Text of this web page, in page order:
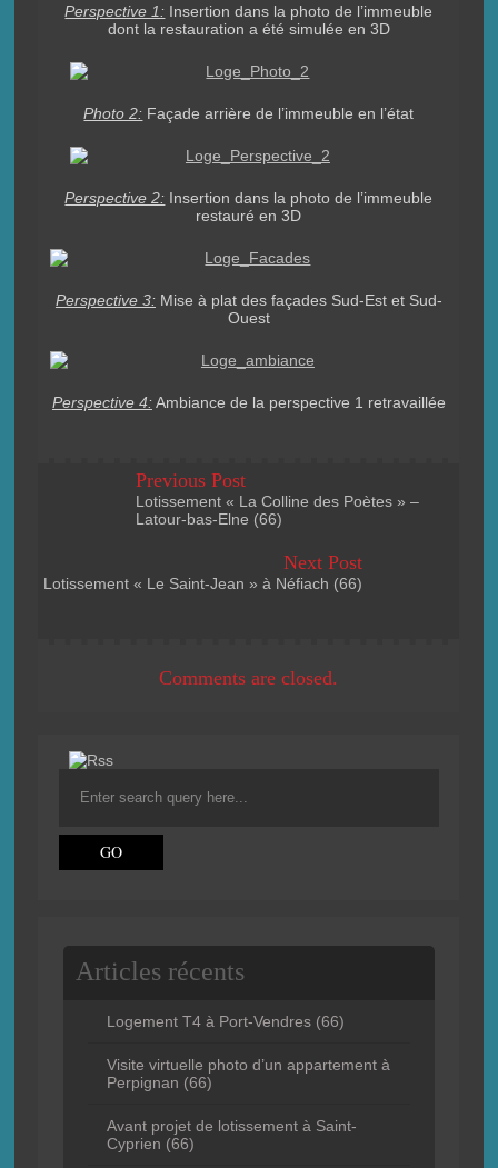
Perspective 1: Insertion dans la photo de l’immeuble
dont la restauration a été simulée en 3D
Photo 2: Façade arrière de l’immeuble en l’état
Perspective 2: Insertion dans la photo de l’immeuble
restauré en 3D
Perspective 3:Mise à plat des façades Sud-Est et Sud-
Ouest
Perspective 4:Ambiance de la perspective 1 retravaillée
Previous Post
Lotissement « La Colline des Poètes » –
Latour-bas-Elne (66)
Next Post
Lotissement « Le Saint-Jean » à Néfiach (66)
Comments are closed.
Articles récents
Logement T4 à Port-Vendres (66)
Visite virtuelle photo d’un appartement à
Perpignan (66)
Avant projet de lotissement à Saint-
Cyprien (66)